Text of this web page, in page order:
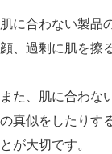
肌に合わない製品
顔、過剰に肌を擦
また、肌に合わな
の真似をしたりす
とが大切です。